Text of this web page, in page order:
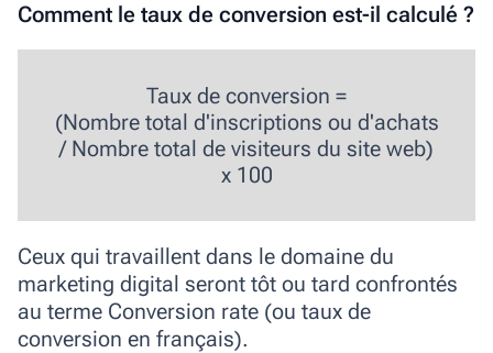
Comment le taux de conversion est-il calculé ?
Taux de conversion =
(Nombre total d'inscriptions ou d'achats
/ Nombre total de visiteurs du site web)
x 100
Ceux qui travaillent dans le domaine du
marketing digital seront tôt ou tard confrontés
au terme Conversion rate (ou taux de
conversion en français).